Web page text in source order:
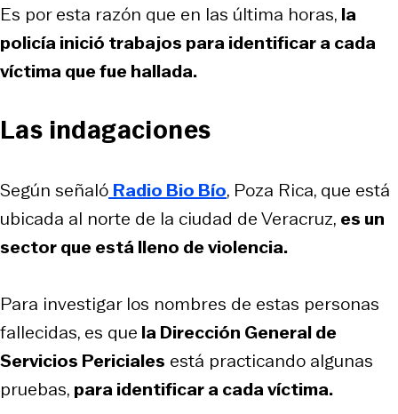
Es por esta razón que en las última horas, la
policía inició trabajos para identificar a cada
víctima que fue hallada.
Las indagaciones
Según señaló Radio Bio Bío, Poza Rica, que está
ubicada al norte de la ciudad de Veracruz, es un
sector que está lleno de violencia.
Para investigar los nombres de estas personas
fallecidas, es que la Dirección General de
Servicios Periciales está practicando algunas
pruebas, para identificar a cada víctima.